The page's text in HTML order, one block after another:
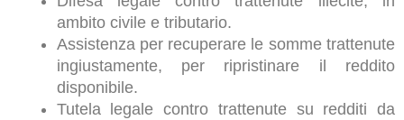
ambito civile e tributario.
Assistenza per recuperare le somme trattenute
ingiustamente, per ripristinare il reddito
disponibile.
Tutela legale contro trattenute su redditi da